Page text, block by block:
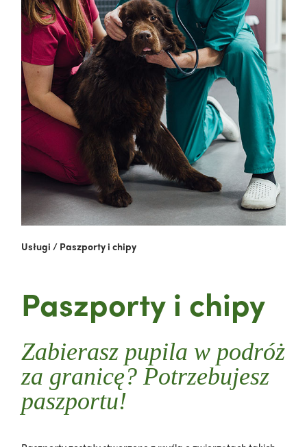
Usługi / Paszporty i chipy
Paszporty i chipy
Zabierasz pupila w podróż
za granicę? Potrzebujesz
paszportu!